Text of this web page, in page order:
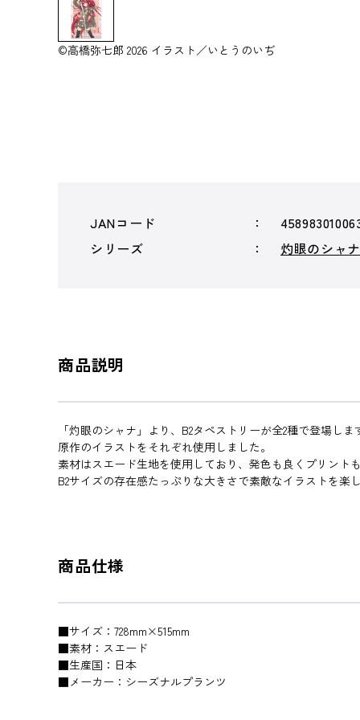
©高橋弥七郎 2026 イラスト／いとうのいぢ
JANコード
シリーズ
灼眼のシャナ
商品説明
「灼眼のシャナ」より、B2タペストリーが全2種で登場しま
原作のイラストをそれぞれ使用しました。
素材はスエード生地を使用しており、発色も良くプリント
B2サイズの存在感たっぷりな大きさで素敵なイラストを楽し
商品仕様
■サイズ：728mm×515mm
■素材：スエード
■生産国：日本
■メーカー：シーズナルプランツ